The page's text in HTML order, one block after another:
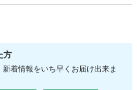
方
着情報をいち早くお届け出来ま